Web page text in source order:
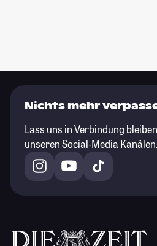
Nichts mehr
Lass uns in Verbindung
unseren Social-Media Kanälen.